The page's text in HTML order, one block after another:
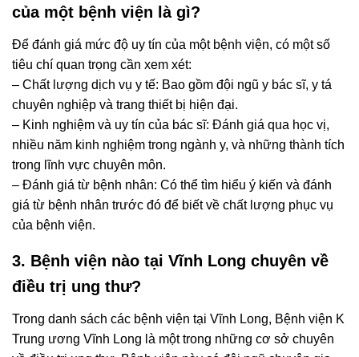
của một bệnh viện là gì?
Để đánh giá mức độ uy tín của một bệnh viện, có một số
tiêu chí quan trọng cần xem xét:
– Chất lượng dịch vụ y tế: Bao gồm đội ngũ y bác sĩ, y tá
chuyên nghiệp và trang thiết bị hiện đại.
– Kinh nghiệm và uy tín của bác sĩ: Đánh giá qua học vị,
nhiều năm kinh nghiệm trong ngành y, và những thành tích
trong lĩnh vực chuyên môn.
– Đánh giá từ bệnh nhân: Có thể tìm hiểu ý kiến và đánh
giá từ bệnh nhân trước đó để biết về chất lượng phục vụ
của bệnh viện.
3. Bệnh viện nào tại Vĩnh Long chuyên về
điều trị ung thư?
Trong danh sách các bệnh viện tại Vĩnh Long, Bệnh viện K
Trung ương Vĩnh Long là một trong những cơ sở chuyên